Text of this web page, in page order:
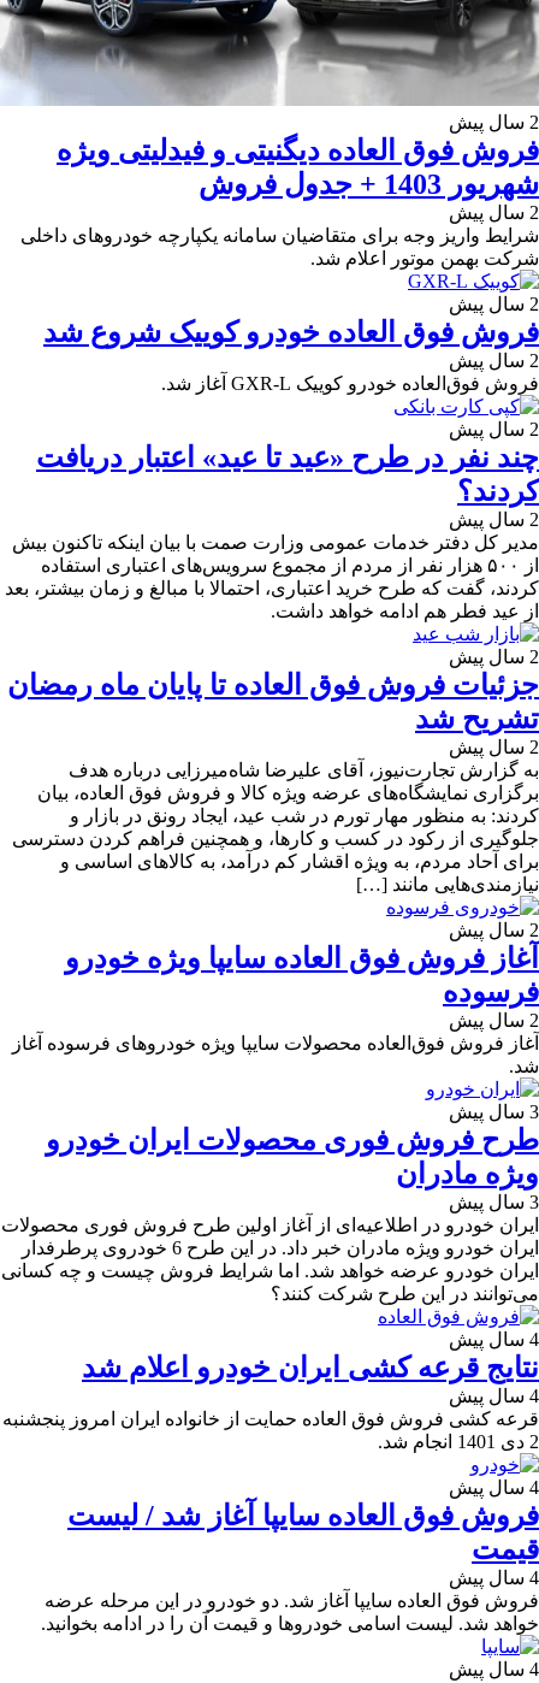
2 سال پیش
فروش فوق العاده دیگنیتی و فیدلیتی ویژه
شهریور 1403 + جدول فروش
2 سال پیش
شرایط واریز وجه برای متقاضیان سامانه یکپارچه خودروهای داخلی
شرکت بهمن موتور اعلام شد.
2 سال پیش
فروش فوق العاده خودرو کوییک شروع شد
2 سال پیش
فروش فوق‌العاده خودرو کوییک GXR-L آغاز شد.
2 سال پیش
چند نفر در طرح «عید تا عید» اعتبار دریافت
کردند؟
2 سال پیش
مدیر کل دفتر خدمات عمومی وزارت صمت با بیان اینکه تاکنون بیش
از ۵۰۰ هزار نفر از مردم از مجموع سرویس‌های اعتباری استفاده
کردند، گفت که طرح خرید اعتباری، احتمالا با مبالغ و زمان بیشتر، بعد
از عید فطر هم ادامه خواهد داشت.
2 سال پیش
جزئیات فروش فوق العاده تا پایان ماه رمضان
تشریح شد
2 سال پیش
به گزارش تجارت‌نیوز، آقای علیرضا شاه‌میرزایی درباره هدف
برگزاری نمایشگاه‌های عرضه ویژه کالا و فروش فوق العاده، بیان
کردند: به منظور مهار تورم در شب عید، ایجاد رونق در بازار و
جلوگیری از رکود در کسب و کارها، و همچنین فراهم کردن دسترسی
برای آحاد مردم، به ویژه اقشار کم درآمد، به کالاهای اساسی و
نیازمندی‌هایی مانند […]
2 سال پیش
آغاز فروش فوق العاده سایپا ویژه خودرو
فرسوده
2 سال پیش
آغاز فروش فوق‌العاده محصولات سایپا ویژه خودروهای فرسوده آغاز
شد.
3 سال پیش
طرح فروش فوری محصولات ایران خودرو
ویژه مادران
3 سال پیش
ایران خودرو در اطلاعیه‌ای از آغاز اولین طرح فروش فوری محصولات
ایران خودرو ویژه مادران خبر داد. در این طرح 6 خودروی پرطرفدار
ایران خودرو عرضه خواهد شد. اما شرایط فروش چیست و چه کسانی
می‌توانند در این طرح شرکت کنند؟
4 سال پیش
نتایج قرعه کشی ایران خودرو اعلام شد
4 سال پیش
قرعه کشی فروش فوق العاده حمایت از خانواده ایران امروز پنجشنبه
2 دی 1401 انجام شد.
4 سال پیش
فروش فوق العاده سایپا آغاز شد / لیست
قیمت
4 سال پیش
فروش فوق العاده سایپا آغاز شد. دو خودرو در این مرحله عرضه
خواهد شد. لیست اسامی خودروها و قیمت آن را در ادامه بخوانید.
4 سال پیش